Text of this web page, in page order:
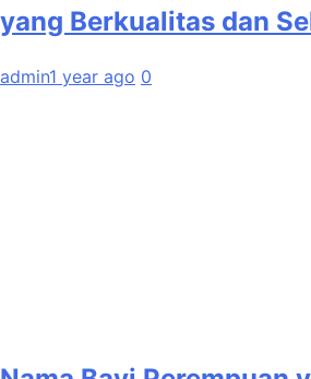
yang Berkualitas dan
admin1 year ago 0